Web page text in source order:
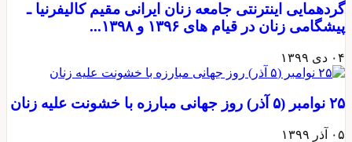
اینترنتی جامعه زنان ایرانی مقیم کالیفرنیا ـ
زنان در قیام های ۱۳۹۶ و ۱۳۹۸...
دی ۱۳۹۹
روز جهانی مبارزه با خشونت علیه زنان
۱۳۹۹